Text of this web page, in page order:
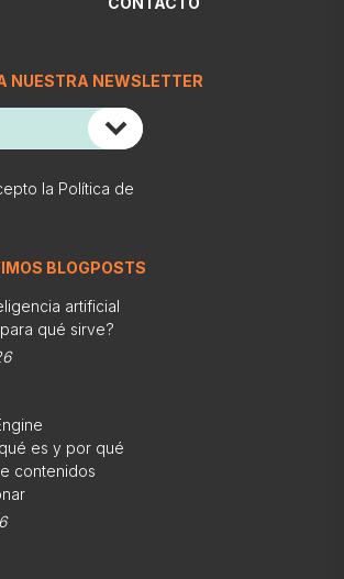
NUESTRA NEWSLETTER
la Política de
BLOGPOSTS
artificial
qué sirve?
es y por qué
contenidos